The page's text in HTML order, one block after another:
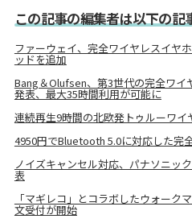
この記事の編集者は以下の記
ファーウェイ、完全ワイヤレスイヤ
ッドを追加
Bang＆Olufsen、第3世代の完全ワイ
発表、最大35時間利用が可能に
連続再生9時間の北欧発トゥルーワ
4950円でBluetooth 5.0に対応した完
ノイズキャンセル対応、パナソニッ
表
「マギレコ」とコラボしたウォーク
文受付が開始